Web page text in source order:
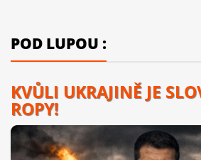
POD LUPOU :
KVŮLI UKRAJINĚ JE
ROPY!